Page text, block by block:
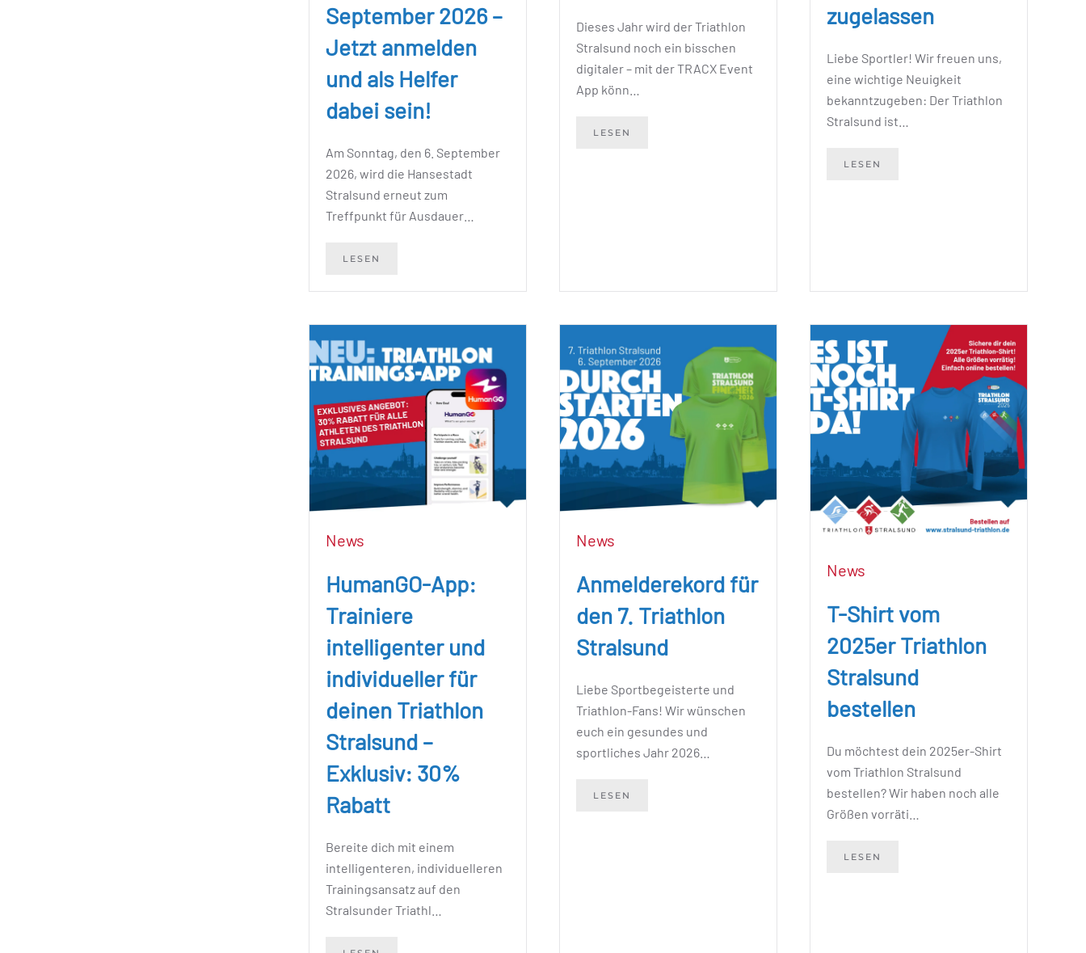
September 2026 –
Jetzt anmelden
und als Helfer
dabei sein!
Am Sonntag, den 6. September
2026, wird die Hansestadt
Stralsund erneut zum
Treffpunkt für Ausdauer…
LESEN
Dieses Jahr wird der Triathlon
Stralsund noch ein bisschen
digitaler – mit der TRACX Event
App könn…
LESEN
zugelassen
Liebe Sportler! Wir freuen uns,
eine wichtige Neuigkeit
bekanntzugeben: Der Triathlon
Stralsund ist…
LESEN
News
HumanGO-App:
Trainiere
intelligenter und
individueller für
deinen Triathlon
Stralsund –
Exklusiv: 30%
Rabatt
Bereite dich mit einem
intelligenteren, individuelleren
Trainingsansatz auf den
Stralsunder Triathl…
News
Anmelderekord für
den 7. Triathlon
Stralsund
Liebe Sportbegeisterte und
Triathlon-Fans! Wir wünschen
euch ein gesundes und
sportliches Jahr 2026…
LESEN
News
T-Shirt vom
2025er Triathlon
Stralsund
bestellen
Du möchtest dein 2025er-Shirt
vom Triathlon Stralsund
bestellen? Wir haben noch alle
Größen vorräti…
LESEN